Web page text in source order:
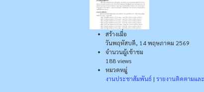
สร้างเมื่อ
วันพฤหัสบดี, 14 พฤษภาคม 2569
จำนวนผู้เข้าชม
188 views
หมวดหมู่
งานประชาสัมพันธ์ | รายงานติดตามแล